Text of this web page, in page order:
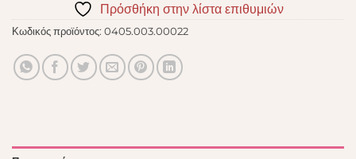
Πρόσθήκη στην λίστα επιθυμιών
Κωδικός προϊόντος: 0405.003.00022